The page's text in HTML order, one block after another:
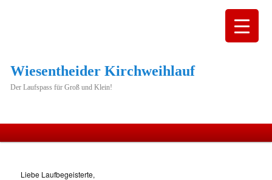
Wiesentheider Kirchweihlauf
Der Laufspass für Groß und Klein!
Liebe Laufbegeisterte,